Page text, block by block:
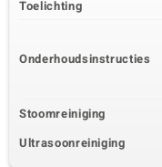
Toelichting
Onderhoudsinstructies
Stoomreiniging
Ultrasoonreiniging